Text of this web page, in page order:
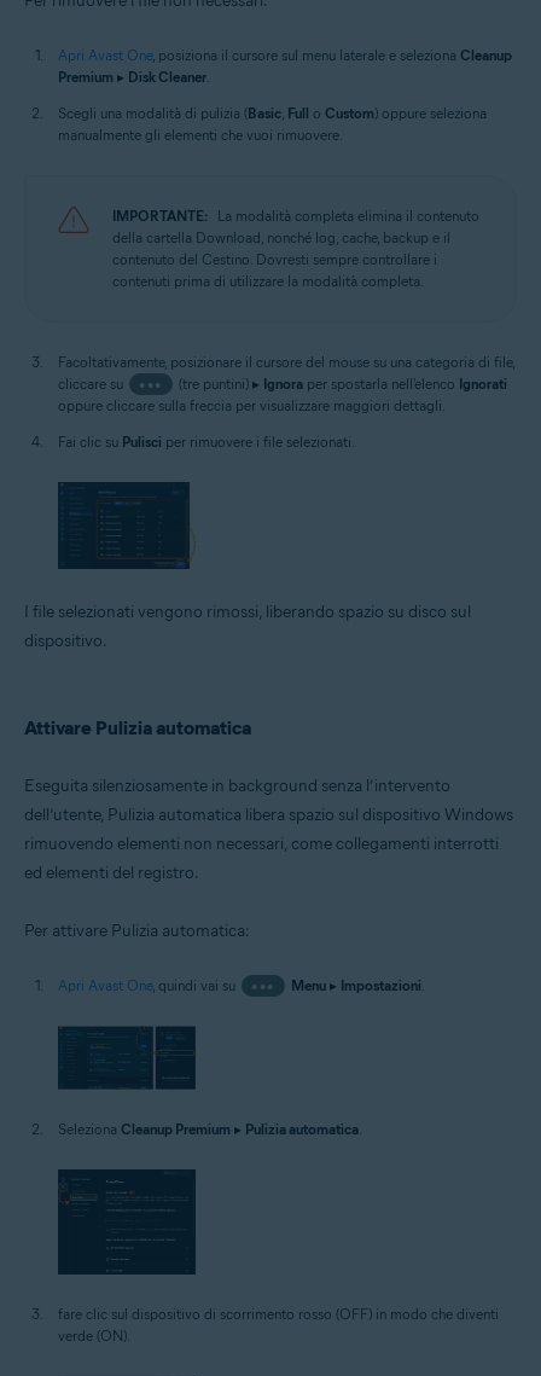
Apri Avast One, posiziona il cursore sul menu laterale e seleziona Cleanup
Premium ▸ Disk Cleaner
Scegli una modalità di pulizia (Basic Full o Custom) oppure seleziona
manualmente gli elementi che vuoi rimuovere.
IMPORTANTE:
La modalità completa elimina il contenuto
della cartella Download, nonché log, cache, backup e il
contenuto del Cestino. Dovresti sempre controllare i
contenuti prima di utilizzare la modalità completa.
Facoltativamente, posizionare il cursore del mouse su una categoria di file,
cliccare su
••• (tre puntini) ▸ Ignoraper spostarla nell'elenco Ignorati
oppure cliccare sulla freccia per visualizzare maggiori dettagli.
Fai clic su Pulisci per rimuovere i file selezionati.
I file selezionati vengono rimossi, liberando spazio su disco sul
dispositivo.
Attivare Pulizia automatica
Eseguita silenziosamente in background senza l’intervento
dell’utente, Pulizia automatica libera spazio sul dispositivo Windows
rimuovendo elementi non necessari, come collegamenti interrotti
ed elementi del registro.
Per attivare Pulizia automatica:
Apri Avast One, quindi vai su ••• Menu▸ Impostazioni
Seleziona Cleanup Premium ▸ Pulizia automatica.
fare clic sul dispositivo di scorrimento rosso (OFF) in modo che diventi
verde (ON).